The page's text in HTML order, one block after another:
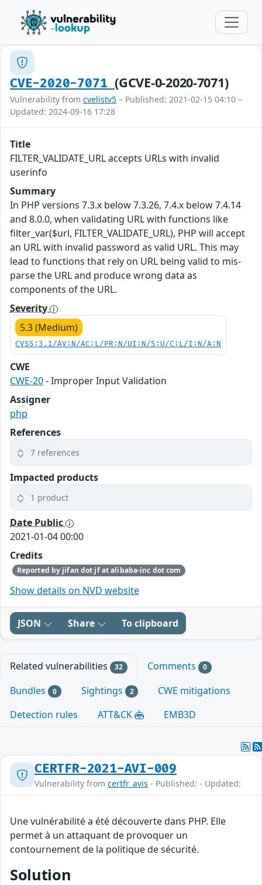
CVE-2020-7071(GCVE-0-2020-7071)
Vulnerability from cvelistv5 – Published: 2021-02-15 04:10 –
Updated: 2024-09-16 17:28
Title
FILTER_VALIDATE_URL accepts URLs with invalid
userinfo
Summary
In PHP versions 7.3.x below 7.3.26, 7.4.x below 7.4.14
and 8.0.0, when validating URL with functions like
filter_var($url, FILTER_VALIDATE_URL), PHP will accept
an URL with invalid password as valid URL. This may
lead to functions that rely on URL being valid to mis-
parse the URL and produce wrong data as
components of the URL.
Severity
5.3 (Medium)
CVSS:3.1/AV:N/AC:L/PR:N/UI:N/S:U/C:L/I:N/A:N
CWE
CWE-20- Improper Input Validation
Assigner
php
References
7 references
Impacted products
1 product
Date Public
2021-01-04 00:00
Credits
Reported by jifan dot jf at alibaba-inc dot com
Show details on NVD website
JSON Share To clipboard
Related vulnerabilities 32 Comments 0
Bundles 0 Sightings 2
CWE mitigations
Detection rules
ATT&CK EMB3D
CERTFR-2021-AVI-009
Vulnerability from certfr_avis - Published: - Updated:
Une vulnérabilité a été découverte dans PHP. Elle
permet à un attaquant de provoquer un
contournement de la politique de sécurité.
Solution